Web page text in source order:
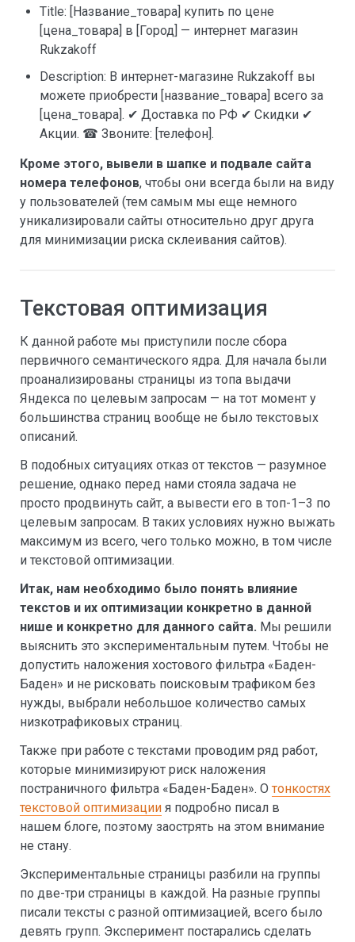
Title: [Название_товара] купить по цене
[цена_товара] в [Город] — интернет магазин
Rukzakoff
Description: В интернет-магазине Rukzakoff вы
можете приобрести [название_товара] всего за
[цена_товара]. ✔ Доставка по РФ ✔ Скидки ✔
Акции. ☎ Звоните: [телефон].
Кроме этого, вывели в шапке и подвале сайта
номера телефонов, чтобы они всегда были на виду
у пользователей (тем самым мы еще немного
уникализировали сайты относительно друг друга
для минимизации риска склеивания сайтов).
Текстовая оптимизация
К данной работе мы приступили после сбора
первичного семантического ядра. Для начала были
проанализированы страницы из топа выдачи
Яндекса по целевым запросам — на тот момент у
большинства страниц вообще не было текстовых
описаний.
В подобных ситуациях отказ от текстов — разумное
решение, однако перед нами стояла задача не
просто продвинуть сайт, а вывести его в топ-1–3 по
целевым запросам. В таких условиях нужно выжать
максимум из всего, чего только можно, в том числе
и текстовой оптимизации.
Итак, нам необходимо было понять влияние
текстов и их оптимизации конкретно в данной
нише и конкретно для данного сайта. Мы решили
выяснить это экспериментальным путем. Чтобы не
допустить наложения хостового фильтра «Баден-
Баден» и не рисковать поисковым трафиком без
нужды, выбрали небольшое количество самых
низкотрафиковых страниц.
Также при работе с текстами проводим ряд работ,
которые минимизируют риск наложения
постраничного фильтра «Баден-Баден». О тонкостях
текстовой оптимизации я подробно писал в
нашем блоге, поэтому заострять на этом внимание
не стану.
Экспериментальные страницы разбили на группы
по две-три страницы в каждой. На разные группы
писали тексты с разной оптимизацией, всего было
девять групп. Эксперимент постарались сделать